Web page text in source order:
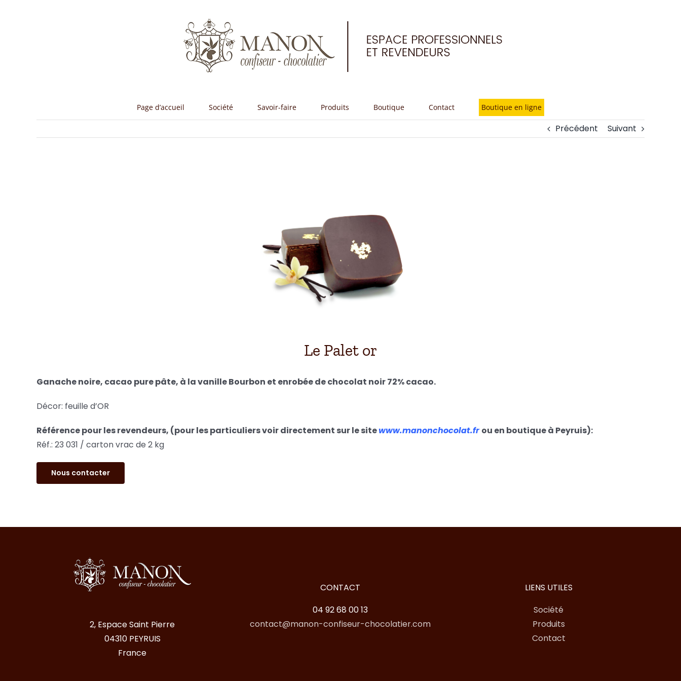
Page d’accueil Société Savoir-faire Produits Boutique Contact Boutique en ligne
Précédent Suivant
Le Palet or
Ganache noire, cacao pure pâte, à la vanille Bourbon et enrobée de chocolat noir 72% cacao.
Décor: feuille d’OR
Référencepour les revendeurs, (pour les particuliers voir directement sur le sitewww.manonchocolat.fr ou en boutique à Peyruis):
Réf.: 23 031 / carton vrac de 2 kg
Nous contacter
2, Espace Saint Pierre
04310 PEYRUIS
France
CONTACT
04 92 68 00 13
contact@manon-confiseur-chocolatier.com
LIENS UTILES
Société
Produits
Contact